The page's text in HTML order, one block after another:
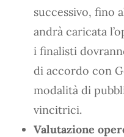
successivo, fino
andrà caricata
i finalisti
di accordo con
modalità di
vincitrici.
Valutazione